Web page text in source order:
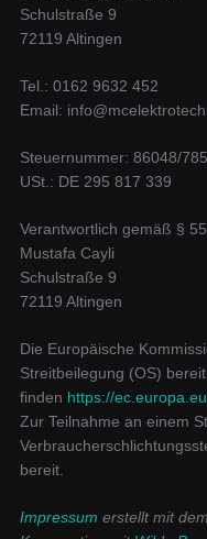
Schulstraße 9
72119 Altingen
Tel.: 0162 9632 452
Email:
Steuernummer: 86048/
USt.: DE 295 817 339
Verantwortlich gemäß §
Mustafa Cayli
Schulstraße 9
72119 Altingen
Die Europäische
Streitbeilegung (OS)
finden https://
Zur Teilnahme an einem
bereit.
Impressum erstellt mit dem